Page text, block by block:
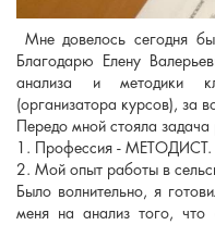
Мне довелось сегодня
Благодарю Елену
анализа и методики
(организатора курсов), за
Передо мной стояла
1. Профессия - МЕТОДИСТ.
2. Мой опыт работы в
Было волнительно, я
меня на анализ того, что